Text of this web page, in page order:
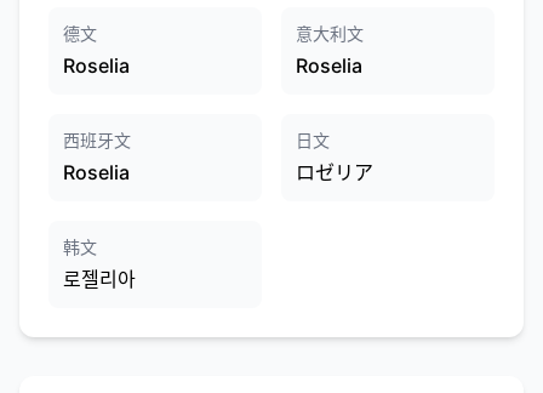
德文
Roselia
意大利文
Roselia
西班牙文
Roselia
日文
ロゼリア
韩文
로젤리아